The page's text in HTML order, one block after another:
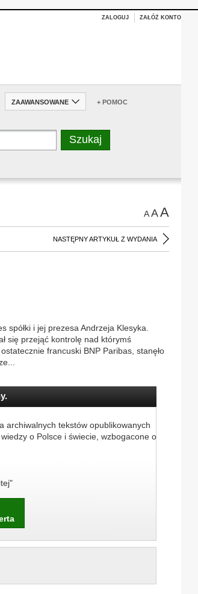
ZALOGUJ ZAŁÓŻ KONTO
ZAAWANSOWANE + POMOC
AAA
NASTĘPNY ARTYKUŁ Z WYDANIA
spółki i jej prezesa Andrzeja Klesyka.
się przejąć kontrolę nad którymś
francuski BNP Paribas, stanęło
archiwalnych tekstów opublikowanych
o Polsce i świecie, wzbogacone o